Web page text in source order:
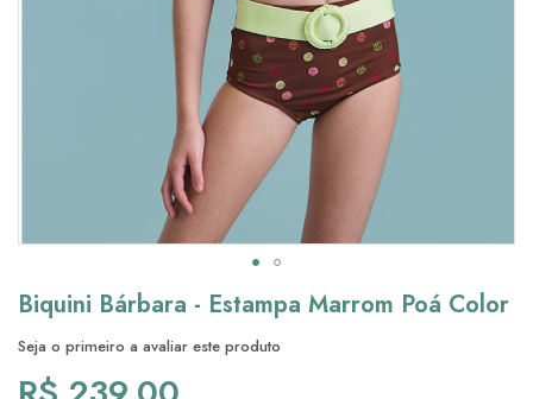
Biquini Bárbara - Estampa Marrom Poá Color
Seja o primeiro a avaliar este produto
Saltar
para
o
início
da